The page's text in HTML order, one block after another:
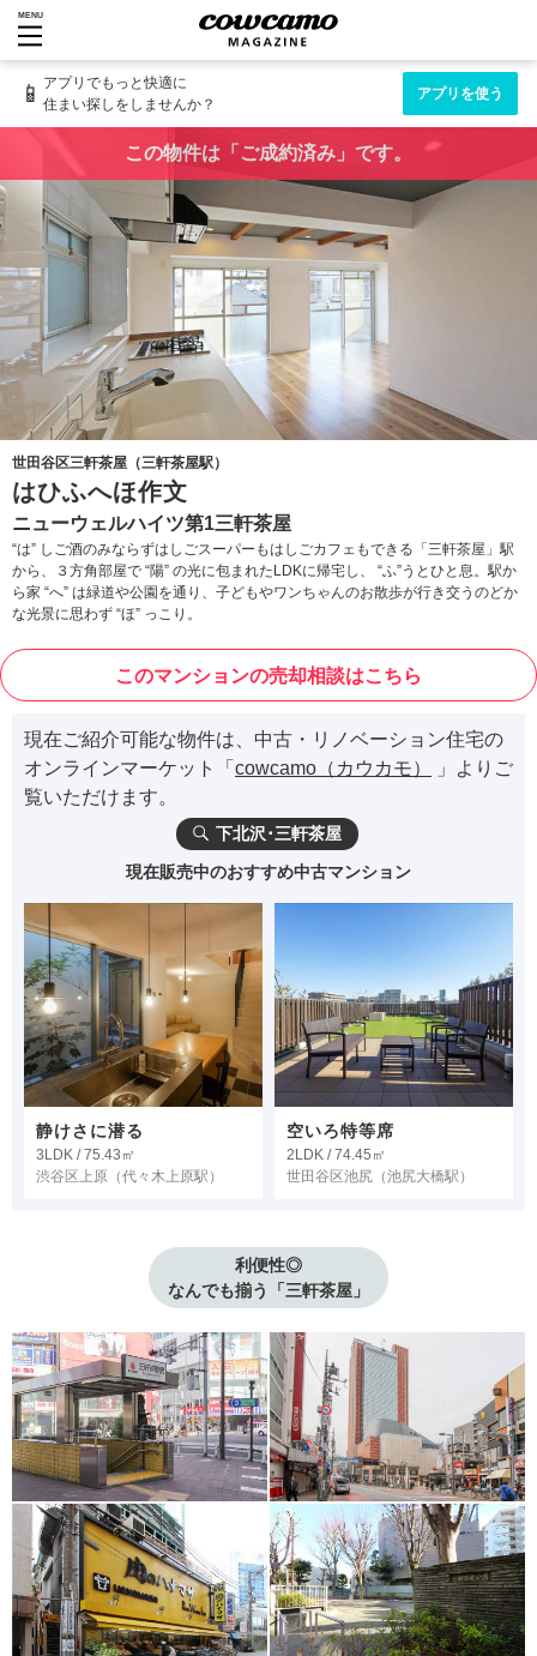
MENU
📱 アプリでもっと快適に
住まい探しをしませんか？
アプリを使う
この物件は「ご成約済み」です。
世田谷区三軒茶屋（三軒茶屋駅）
はひふへほ作文
ニューウェルハイツ第1三軒茶屋
“は” しご酒のみならずはしごスーパーもはしごカフェもできる「三軒茶屋」駅
から、３方角部屋で “陽” の光に包まれたLDKに帰宅し、 “ふ”うとひと息。駅か
ら家 “へ” は緑道や公園を通り、子どもやワンちゃんのお散歩が行き交うのどか
な光景に思わず “ほ” っこり。
このマンションの売却相談はこちら
現在ご紹介可能な物件は、中古・リノベーション住宅の
オンラインマーケット「 cowcamo（カウカモ）
」よりご
覧いただけます。
下北沢･三軒茶屋
現在販売中のおすすめ中古マンション
静けさに潜る
3LDK / 75.43㎡
渋谷区上原 （代々木上原駅）
空いろ特等席
2LDK / 74.45㎡
世田谷区池尻 （池尻大橋駅）
利便性◎
なんでも揃う「三軒茶屋」